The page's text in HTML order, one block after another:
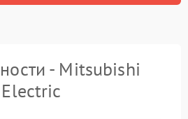
- Mitsubishi
Electric